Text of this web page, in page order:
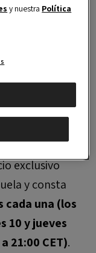
abre las
de
el mes de
exclusivo
y consta
cada una (los
10 y jueves
21:00 CET).
contenido.
y nuestra Política